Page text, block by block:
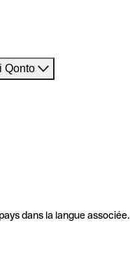
Qonto
dans la langue associée.